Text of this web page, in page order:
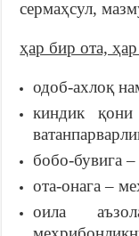
сермаҳсул,
ҳар бир ота,
одоб-ахлоқ
киндик қони
бобо-бувига
ота-онага –
оила